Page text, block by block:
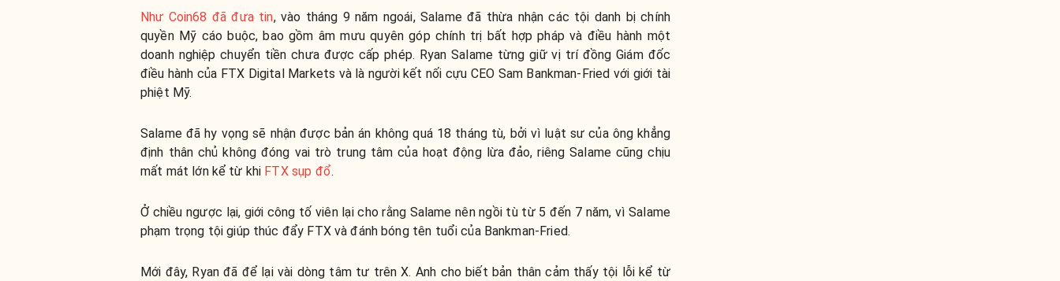
Như Coin68 đã đưa tin, vào tháng 9 năm ngoái, Salame đã thừa nhận các tội danh bị chính
quyền Mỹ cáo buộc, bao gồm âm mưu quyên góp chính trị bất hợp pháp và điều hành một
doanh nghiệp chuyển tiền chưa được cấp phép. Ryan Salame từng giữ vị trí đồng Giám đốc
điều hành của FTX Digital Markets và là người kết nối cựu CEO Sam Bankman-Fried với giới tài
phiệt Mỹ.
Salame đã hy vọng sẽ nhận được bản án không quá 18 tháng tù, bởi vì luật sư của ông khẳng
định thân chủ không đóng vai trò trung tâm của hoạt động lừa đảo, riêng Salame cũng chịu
mất mát lớn kể từ khi FTX sụp đổ.
Ở chiều ngược lại, giới công tố viên lại cho rằng Salame nên ngồi tù từ 5 đến 7 năm, vì Salame
phạm trọng tội giúp thúc đẩy FTX và đánh bóng tên tuổi của Bankman-Fried.
Mới đây, Ryan đã để lại vài dòng tâm tư trên X. Anh cho biết bản thân cảm thấy tội lỗi kể từ